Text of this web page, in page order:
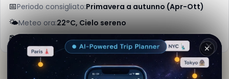
📅Periodo consigliato:Primavera a autunno (Apr-Ott)
🌤️Meteo ora:22°C, Cielo sereno
📚 Maggiori info su Wikipedia
Lara Kipling· da Valva
✕